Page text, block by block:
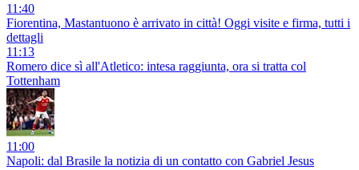
11:40
Fiorentina, Mastantuono è arrivato in città! Oggi visite e firma, tutti i
dettagli
11:13
Romero dice sì all'Atletico: intesa raggiunta, ora si tratta col
Tottenham
11:00
Napoli: dal Brasile la notizia di un contatto con Gabriel Jesus